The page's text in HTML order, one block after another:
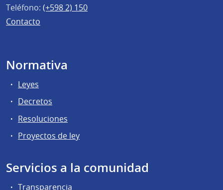
Teléfono: (+598 2) 150
Contacto
Normativa
Leyes
Decretos
Resoluciones
Proyectos de ley
Servicios a la comunidad
Transparencia